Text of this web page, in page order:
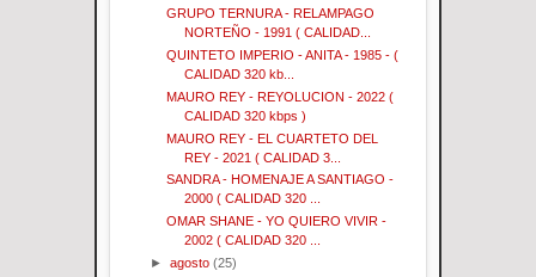
GRUPO TERNURA - RELAMPAGO
NORTEÑO - 1991 ( CALIDAD...
QUINTETO IMPERIO - ANITA - 1985 - (
CALIDAD 320 kb...
MAURO REY - REYOLUCION - 2022 (
CALIDAD 320 kbps )
MAURO REY - EL CUARTETO DEL
REY - 2021 ( CALIDAD 3...
SANDRA - HOMENAJE A SANTIAGO -
2000 ( CALIDAD 320 ...
OMAR SHANE - YO QUIERO VIVIR -
2002 ( CALIDAD 320 ...
►agosto (25)